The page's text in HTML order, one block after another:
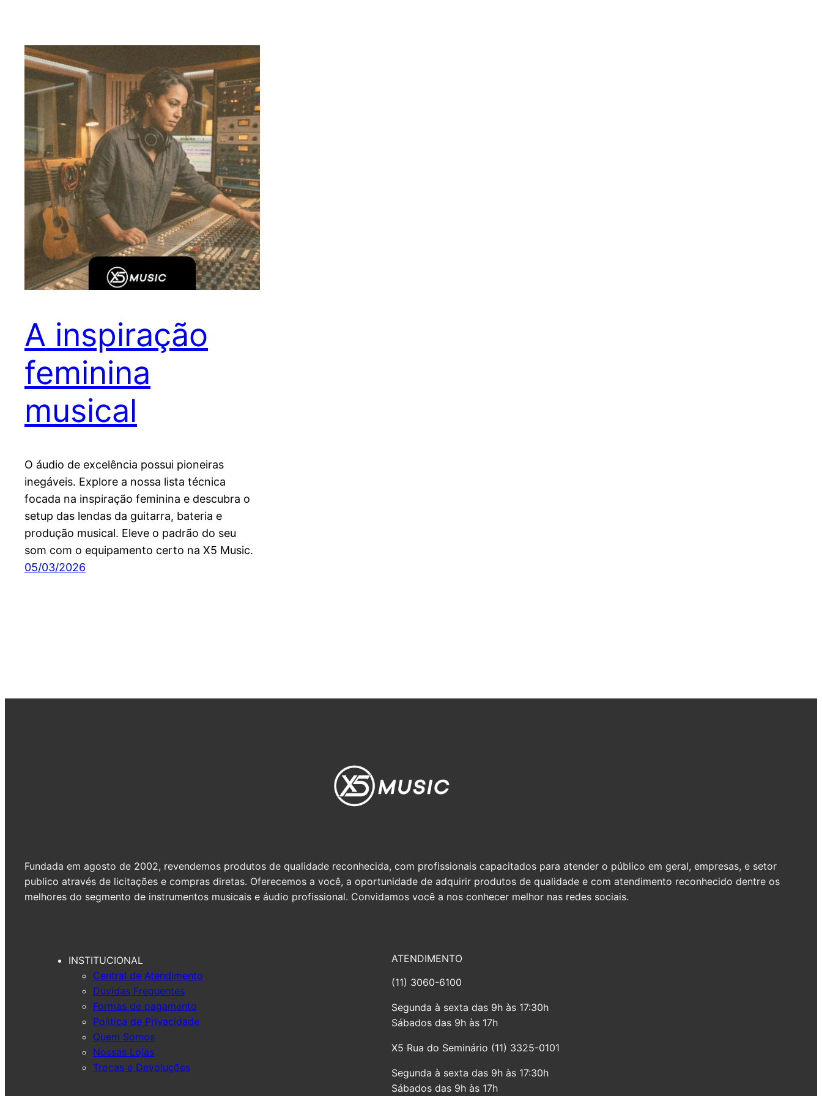
A inspiração
feminina
musical
O áudio de excelência possui pioneiras
inegáveis. Explore a nossa lista técnica
focada na inspiração feminina e descubra o
setup das lendas da guitarra, bateria e
produção musical. Eleve o padrão do seu
som com o equipamento certo na X5 Music.
05/03/2026
Fundada em agosto de 2002, revendemos produtos de qualidade reconhecida, com profissionais capacitados para atender o público em geral, empresas, e setor
publico através de licitações e compras diretas. Oferecemos a você, a oportunidade de adquirir produtos de qualidade e com atendimento reconhecido dentre os
melhores do segmento de instrumentos musicais e áudio profissional. Convidamos você a nos conhecer melhor nas redes sociais.
INSTITUCIONAL
Central de Atendimento
Duvidas Frequentes
Formas de pagamento
Politica de Privacidade
Quem Somos
Nossas Lojas
Trocas e Devoluções
ATENDIMENTO
(11) 3060-6100
Segunda à sexta das 9h às 17:30h
Sábados das 9h às 17h
X5 Rua do Seminário (11) 3325-0101
Segunda à sexta das 9h às 17:30h
Sábados das 9h às 17h